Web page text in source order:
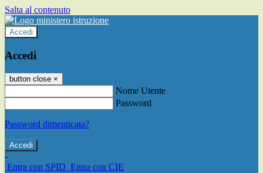
Salta al contenuto
Accedi
Accedi
button close ×
Nome Utente
Password
Password dimenticata?
-
Entra con SPID Entra con CIE